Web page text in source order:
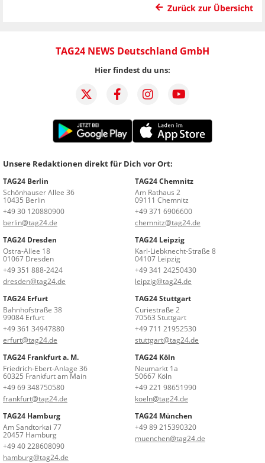
Zurück zur Übersicht
TAG24 NEWS Deutschland GmbH
Hier findest du uns:
Unsere Redaktionen direkt für Dich vor Ort:
TAG24 Berlin
Schönhauser Allee 36
10435 Berlin
+49 30 120880900
berlin@tag24.de
TAG24 Chemnitz
Am Rathaus 2
09111 Chemnitz
+49 371 6906600
chemnitz@tag24.de
TAG24 Dresden
Ostra-Allee 18
01067 Dresden
+49 351 888-2424
dresden@tag24.de
TAG24 Leipzig
Karl-Liebknecht-Straße 8
04107 Leipzig
+49 341 24250430
leipzig@tag24.de
TAG24 Erfurt
Bahnhofstraße 38
99084 Erfurt
+49 361 34947880
erfurt@tag24.de
TAG24 Stuttgart
Curiestraße 2
70563 Stuttgart
+49 711 21952530
stuttgart@tag24.de
TAG24 Frankfurt a. M.
Friedrich-Ebert-Anlage 36
60325 Frankfurt am Main
+49 69 348750580
frankfurt@tag24.de
TAG24 Köln
Neumarkt 1a
50667 Köln
+49 221 98651990
koeln@tag24.de
TAG24 Hamburg
Am Sandtorkai 77
20457 Hamburg
+49 40 228608090
hamburg@tag24.de
TAG24 München
+49 89 215390320
muenchen@tag24.de